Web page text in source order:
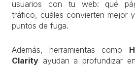
usuarios con tu web: qué
tráfico, cuáles convierten mejor
puntos de fuga.
Además, herramientas como
Clarity ayudan a profundizar